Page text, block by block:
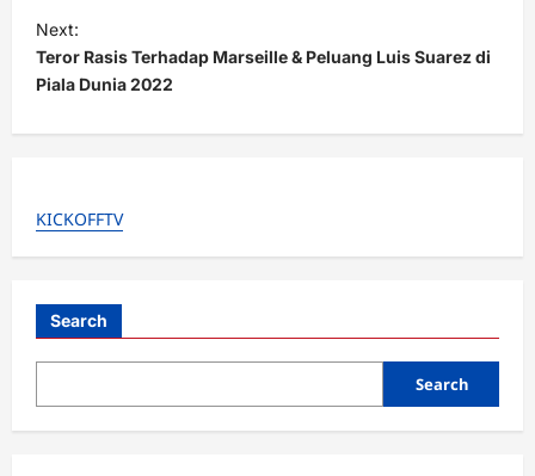
s
t
n
a
g
t
n
Next:
Teror Rasis Terhadap Marseille & Peluang Luis Suarez di
Piala Dunia 2022
KICKOFFTV
Search
Search